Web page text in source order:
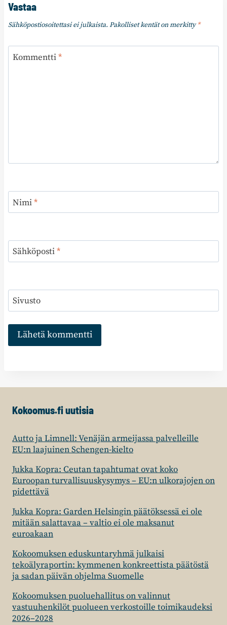
Vastaa
Sähköpostiosoitettasi ei julkaista. Pakolliset kentät on merkitty*
Kommentti*
Nimi*
Sähköposti*
Sivusto
Kokoomus.fi uutisia
Autto ja Limnell: Venäjän armeijassa palvelleille
EU:n laajuinen Schengen-kielto
Jukka Kopra: Ceutan tapahtumat ovat koko
Euroopan turvallisuuskysymys – EU:n ulkorajojen on
pidettävä
Jukka Kopra: Garden Helsingin päätöksessä ei ole
mitään salattavaa – valtio ei ole maksanut
euroakaan
Kokoomuksen eduskuntaryhmä julkaisi
tekoälyraportin: kymmenen konkreettista päätöstä
ja sadan päivän ohjelma Suomelle
Kokoomuksen puoluehallitus on valinnut
vastuuhenkilöt puolueen verkostoille toimikaudeksi
2026–2028